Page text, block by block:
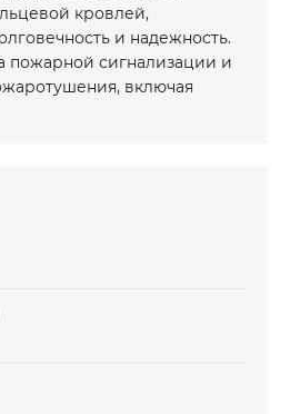
кровлей,
и надежность.
пожарной сигнализации и
включая
гарантирует
создает идеальные
Бетонные полы с
обеспечивают чистоту
система
солнечную энергетику
и
стандарту
его высочайшие